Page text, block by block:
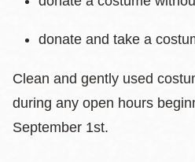
donate and take a
Clean and gently used
during any open hours
September 1st.